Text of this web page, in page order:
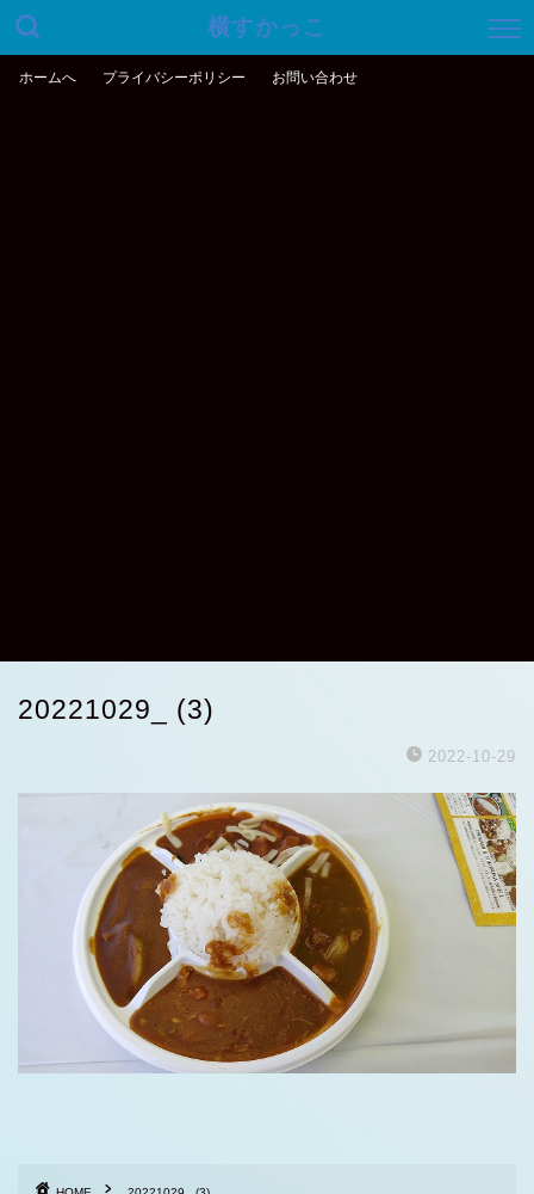
横すかっこ
ホームへ プライバシーポリシー お問い合わせ
20221029_ (3)
2022-10-29